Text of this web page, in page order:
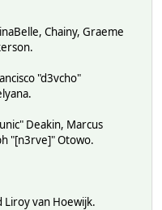
Chainy, Graeme
"d3vcho"
Deakin, Marcus
"[n3rve]" Otowo.
Liroy van Hoewijk.